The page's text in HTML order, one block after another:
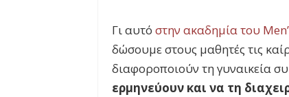
Γι αυτό στην ακαδημία του
δώσουμε στους μαθητές τις
διαφοροποιούν τη γυναικεία
ερμηνεύουν και να τη